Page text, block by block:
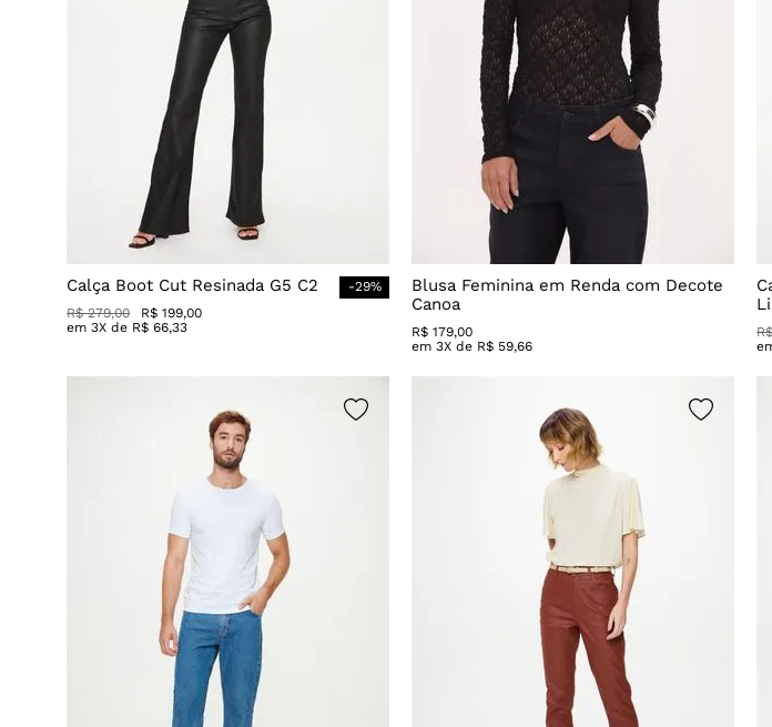
Calça Boot Cut Resinada G5 C2 -29%
R$ 279,00 R$ 199,00
em 3X de R$ 66,33
Blusa Feminina em Renda com Decote
Canoa
R$ 179,00
em 3X de R$ 59,66
R$